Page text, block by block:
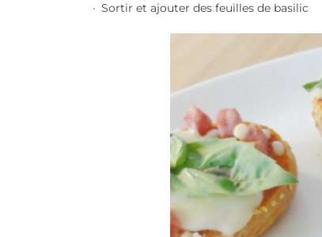
Sortir et ajouter des feuilles de basilic